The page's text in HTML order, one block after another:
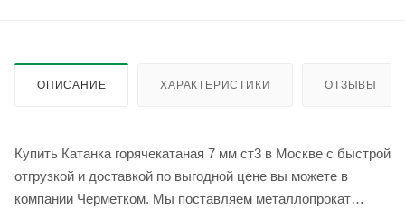
ОПИСАНИЕ ХАРАКТЕРИСТИКИ ОТЗЫВЫ
Купить Катанка горячекатаная 7 мм ст3 в Москве с быстрой
отгрузкой и доставкой по выгодной цене вы можете в
компании Черметком. Мы поставляем металлопрокат